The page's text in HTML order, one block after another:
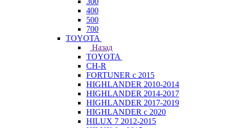
400
500
700
TOYOTA
Назад
TOYOTA
CH-R
FORTUNER с 2015
HIGHLANDER 2010-2014
HIGHLANDER 2014-2017
HIGHLANDER 2017-2019
HIGHLANDER с 2020
HILUX 7 2012-2015